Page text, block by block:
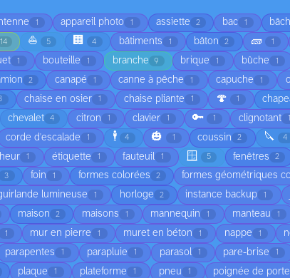
1 appareil photo 1 assiette 2 bac 1
14 ⛵ 5 🏢 4 bâtiments 1 bâton 2 🧱 1
1 bouteille 1 branche 9 brique 1 bûche 1
2 canapé 1 canne à pêche 1 capuche 1
chaise en osier 1 chaise pliante 1 🍄 1
chevalet 4 citron 1 clavier 1 🔑 1 clignotant 1
corde d'escalade 1 🕴️ 4 🎃 1 coussin 2 🔪 4
1 étiquette 1 fauteuil 1 🪟 5 fenêtres 2
3 foin 1 formes colorées 2 formes géométriques
lumineuse 1 horloge 2 instance backup 1
maison 2 maisons 1 mannequin 1 manteau 1
1 mur en pierre 1 muret en béton 1 nappe 1
parapentes 1 parapluie 1 parasol 1 pare-brise 1
plaque 1 plateforme 1 pneu 1 poignée de porte